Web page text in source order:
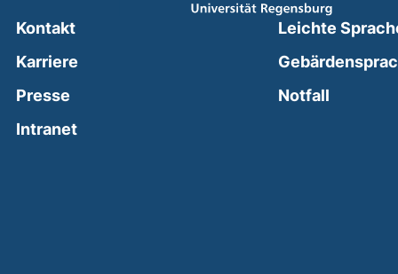
Kontakt
Karriere
Presse
Intranet(external link, opens in a new window)
Leichte
Notfall